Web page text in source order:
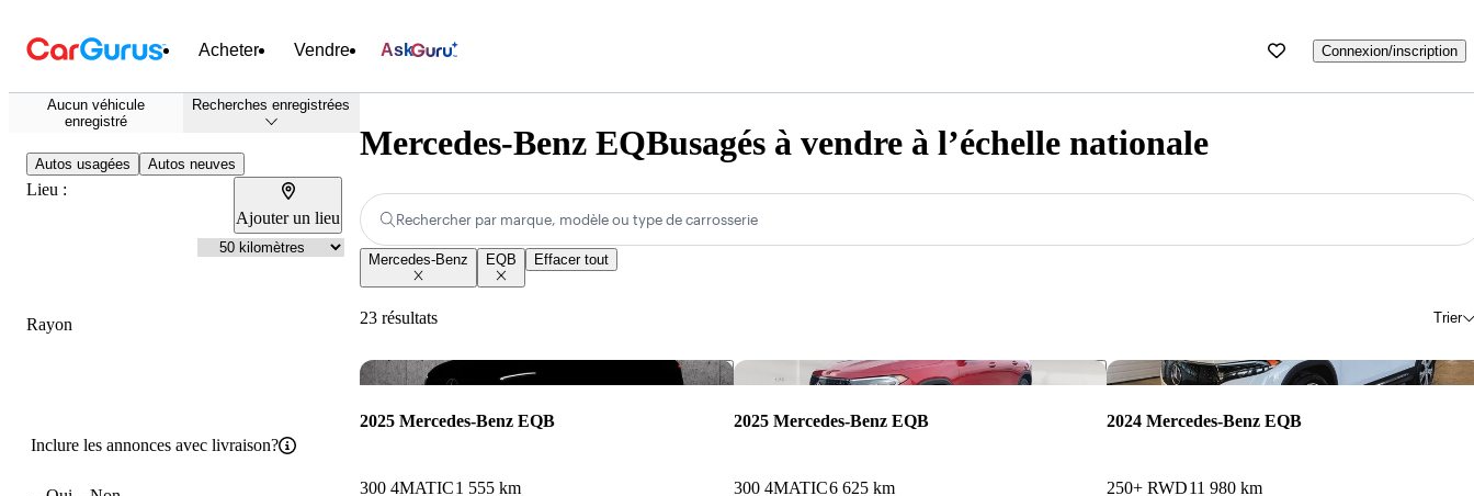
Acheter Vendre Ask Connexion/inscription
Aucun véhicule
enregistré
Recherches enregistrées
Autos usagées Autos neuves
Lieu :
Ajouter un lieu
Rayon
Inclure les annonces avec livraison?
Mercedes-Benz EQBusagés à vendre à l’échelle nationale
Rechercher par marque, modèle ou type de carrosserie
Mercedes-Benz EQB Effacer tout
23 résultats Trier
Enregistrer cette annonce
2025 Mercedes-Benz EQB
300 4MATIC1 555 km
Enregistrer cette annonce
2025 Mercedes-Benz EQB
300 4MATIC6 625 km
2024 Mercedes-Benz EQB
250+ RWD11 980 km